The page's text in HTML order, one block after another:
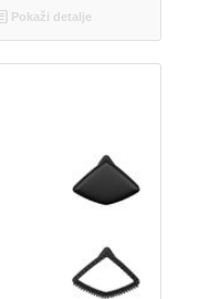
Pokaži detalje